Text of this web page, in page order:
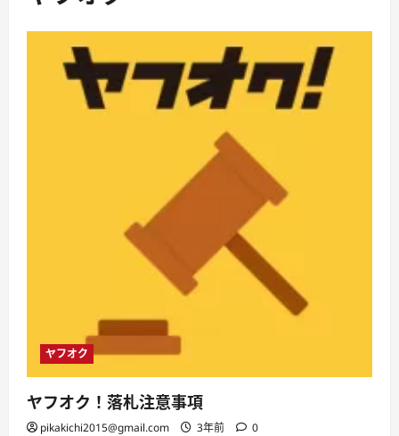
ヤフオク
ヤフオク！落札注意事項
pikakichi2015@gmail.com 3年前 0